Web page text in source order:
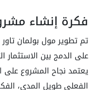
فكرة إنشاء
تم تطوير مول بولمان
على الدمج بين الاستثمار
يعتمد نجاح المشروع
الفعلي طويل المدى،